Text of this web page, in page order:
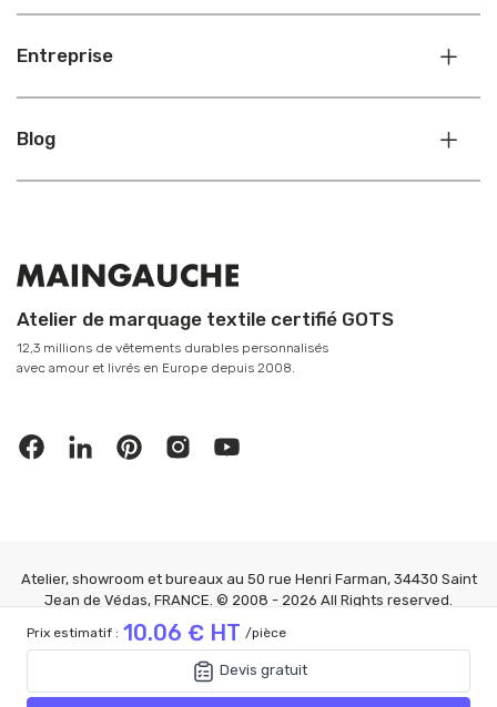
10.06 € HT /pièce
Prix estimatif : 10.06 € HT /pièce
Devis gratuit
Entreprise
Blog
Atelier de marquage textile certifié GOTS
12,3 millions de vêtements durables personnalisés
avec amour et livrés en Europe depuis 2008.
Atelier, showroom et bureaux au 50 rue Henri Farman, 34430 Saint
Jean de Védas, FRANCE. © 2008 - 2026 All Rights reserved.
MAINGAUCHE®
Mention Légales|CGV|Confidentialité|FAQ|Gérer les cookies